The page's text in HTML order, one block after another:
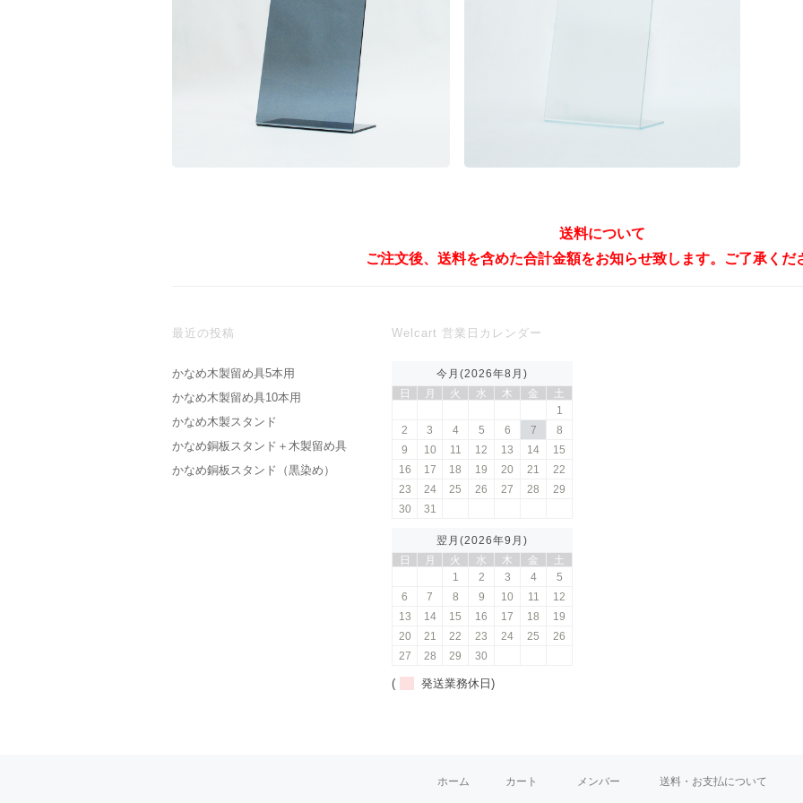
送料について
ご注文後、送料を含めた合計金額をお知らせ致します。ご了承くだ
最近の投稿
かなめ木製留め具5本用
かなめ木製留め具10本用
かなめ木製スタンド
かなめ銅板スタンド＋木製留め具
かなめ銅板スタンド（黒染め）
Welcart 営業日カレンダー
今月(2026年8月)
日
月 火 水 木 金
土
1
2
3 4 5 6 7
8
9
10 11 12 13 14
15
16
17 18 19 20 21
22
23
24 25 26 27 28
29
30
31
翌月(2026年9月)
日
月 火 水 木 金
土
1
2 3 4
5
6
7 8 9 10 11
12
13
14 15 16 17 18
19
20
21 22 23 24 25
26
27
28 29 30
( 発送業務休日)
ホーム カート メンバー 送料・お支払について